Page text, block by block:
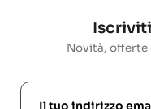
Novità, offerte